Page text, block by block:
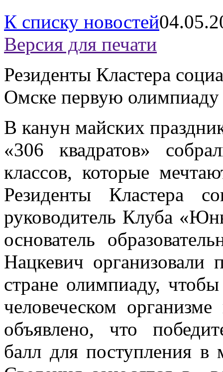
К списку новостей
Версия для печати
Резиденты Кластера
Омске первую
В канун майских
«306 квадратов»
классов, которые
Резиденты Кластера
руководитель Клуба
основатель
Нацкевич
стране олимпиаду,
человеческом
объявлено, что
балл для поступления в